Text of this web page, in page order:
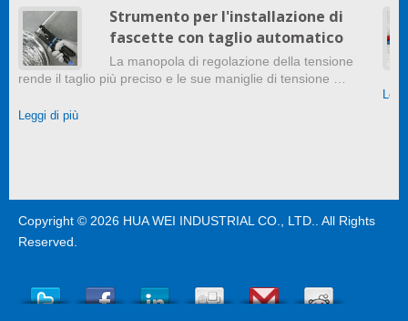
Strumento per l'installazione di
fascette con taglio automatico
La manopola di regolazione della tensione
rende il taglio più preciso e le sue maniglie di tensione …
Leggi di più
Copyright © 2026 HUA WEI INDUSTRIAL CO., LTD.
. All Rights
Reserved.